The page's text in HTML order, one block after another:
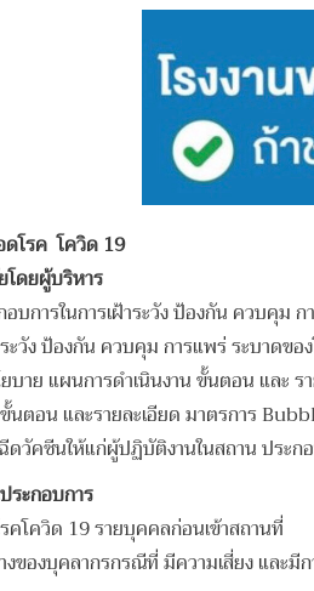
ดโรค โควิด 19
ดยผู้บริหาร
การในการเฝ้าระวัง ป้องกัน ควบคุม
วัง ป้องกัน ควบคุม การแพร่ ระบาดขอ
าย แผนการดำเนินงาน ขั้นตอน และ ร
ตอน และรายละเอียด มาตรการ
วัคซีนให้แก่ผู้ปฏิบัติงานในสถาน ประ
ระกอบการ
คโควิด 19 รายบุคคลก่อนเข้าสถานที่
ของบุคลากรกรณีที่ มีความเสี่ยง และมี